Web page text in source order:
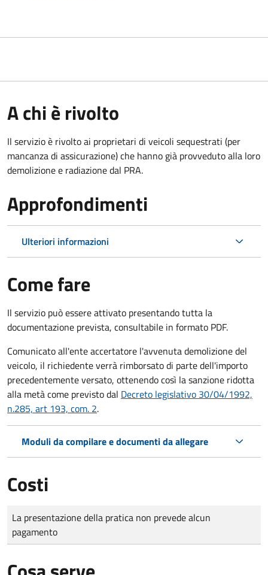
A chi è rivolto
Il servizio è rivolto ai proprietari di veicoli sequestrati (per
mancanza di assicurazione) che hanno già provveduto alla loro
demolizione e radiazione dal PRA.
Approfondimenti
Ulteriori informazioni
Come fare
Il servizio può essere attivato presentando tutta la
documentazione prevista, consultabile in formato PDF.
Comunicato all'ente accertatore l'avvenuta demolizione del
veicolo, il richiedente verrà rimborsato di parte dell'importo
precedentemente versato, ottenendo così la sanzione ridotta
alla metà come previsto dal Decreto legislativo 30/04/1992,
n.285, art 193, com. 2.
Moduli da compilare e documenti da allegare
Costi
Tipo di pagamento
Importo
La presentazione della pratica non prevede alcun
pagamento